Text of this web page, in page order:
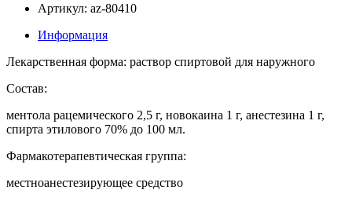
Артикул: az-80410
Информация
Лекарственная форма: раствор спиртовой для наружного
Состав:
ментола рацемического 2,5 г, новокаина 1 г, анестезина 1 г,
спирта этилового 70% до 100 мл.
Фармакотерапевтическая группа:
местноанестезирующее средство